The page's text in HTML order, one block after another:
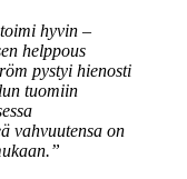
hyvin –
helppous
pystyi hienosti
tuomiin
vahvuutensa on